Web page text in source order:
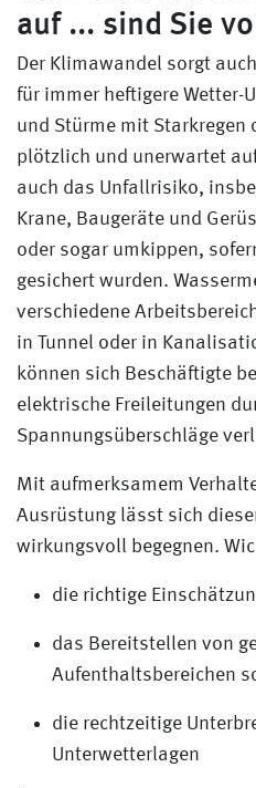
auf ... sind Sie
Der Klimawandel sorgt
für immer heftigere Wetter-
und Stürme mit Starkregen
plötzlich und unerwartet
auch das Unfallrisiko,
Krane, Baugeräte und
oder sogar umkippen,
gesichert wurden.
verschiedene
in Tunnel oder in
können sich Beschäftigte
elektrische Freileitungen
Spannungsüberschläge
Mit aufmerksamem
Ausrüstung lässt sich
wirkungsvoll begegnen.
die richtige
das Bereitstellen von
Aufenthaltsbereichen
die rechtzeitige
Unterwetterlagen